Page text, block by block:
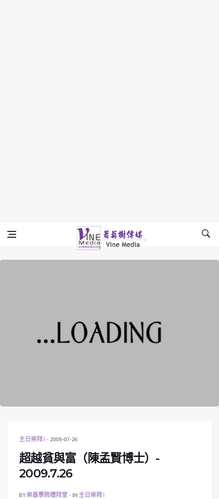
Vine Media
葡萄樹傳媒
主日崇拜 I 2009-07-26
超越貧與富（陳孟賢博士）-
2009.7.26
BY崇基學院禮拜堂 IN 主日崇拜 I